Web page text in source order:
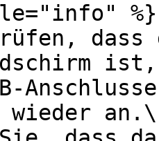
%}
dass
wieder an.\